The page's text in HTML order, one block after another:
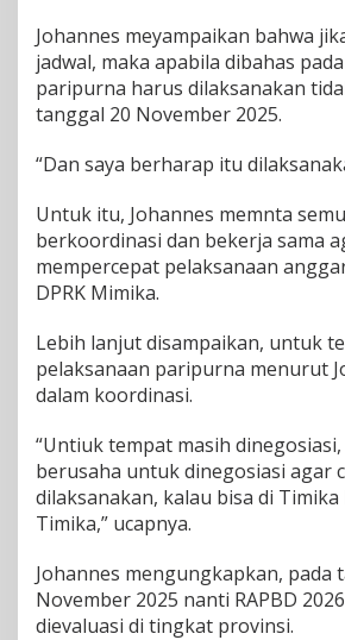
Johannes meyampaikan bahwa
jadwal, maka apabila dibahas
paripurna harus dilaksanakan
tanggal 20 November 2025.
“Dan saya berharap itu
Untuk itu, Johannes memnta
berkoordinasi dan bekerja sama
mempercepat pelaksanaan
DPRK Mimika.
Lebih lanjut disampaikan, untuk
pelaksanaan paripurna menurut
dalam koordinasi.
“Untiuk tempat masih
berusaha untuk dinegosiasi agar
dilaksanakan, kalau bisa di Timika
Timika,” ucapnya.
Johannes mengungkapkan, pada
November 2025 nanti RAPBD
dievaluasi di tingkat provinsi.